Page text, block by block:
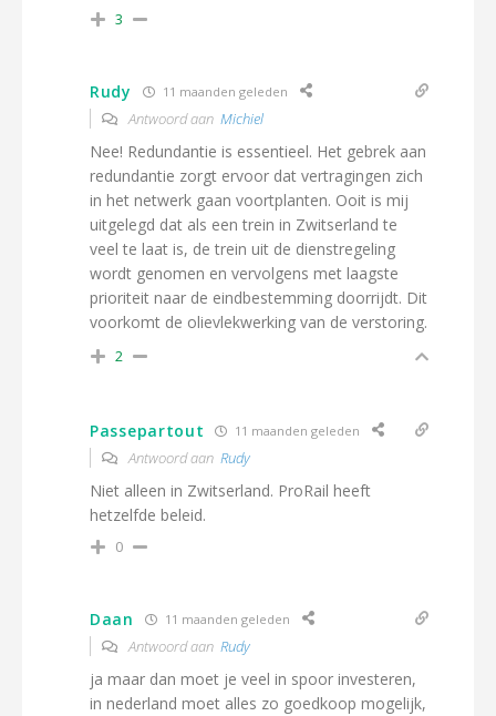
3
Rudy 11 maanden geleden
Antwoord aan Michiel
Nee! Redundantie is essentieel. Het gebrek aan
redundantie zorgt ervoor dat vertragingen zich
in het netwerk gaan voortplanten. Ooit is mij
uitgelegd dat als een trein in Zwitserland te
veel te laat is, de trein uit de dienstregeling
wordt genomen en vervolgens met laagste
prioriteit naar de eindbestemming doorrijdt. Dit
voorkomt de olievlekwerking van de verstoring.
2
Passepartout 11 maanden geleden
Antwoord aan Rudy
Niet alleen in Zwitserland. ProRail heeft
hetzelfde beleid.
0
Daan 11 maanden geleden
Antwoord aan Rudy
ja maar dan moet je veel in spoor investeren,
in nederland moet alles zo goedkoop mogelijk,